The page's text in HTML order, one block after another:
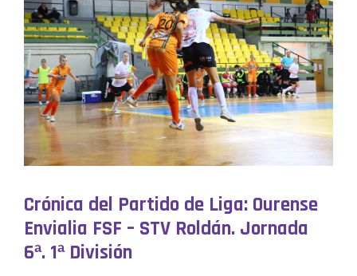
Crónica del Partido de Liga: Ourense
Envialia FSF – STV Roldán. Jornada
6ª. 1ª División